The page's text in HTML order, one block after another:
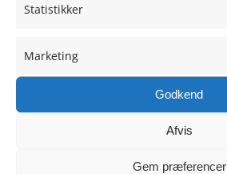
Statistikker
Marketing
Godkend
Afvis
Gem præferencer
marts 2024
februar 2024